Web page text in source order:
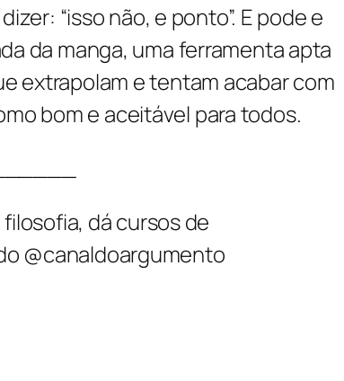
“isso não, e ponto”. E pode e
da manga, uma ferramenta apta
extrapolam e tentam acabar com
bom e aceitável para todos.
dá cursos de
@canaldoargumento